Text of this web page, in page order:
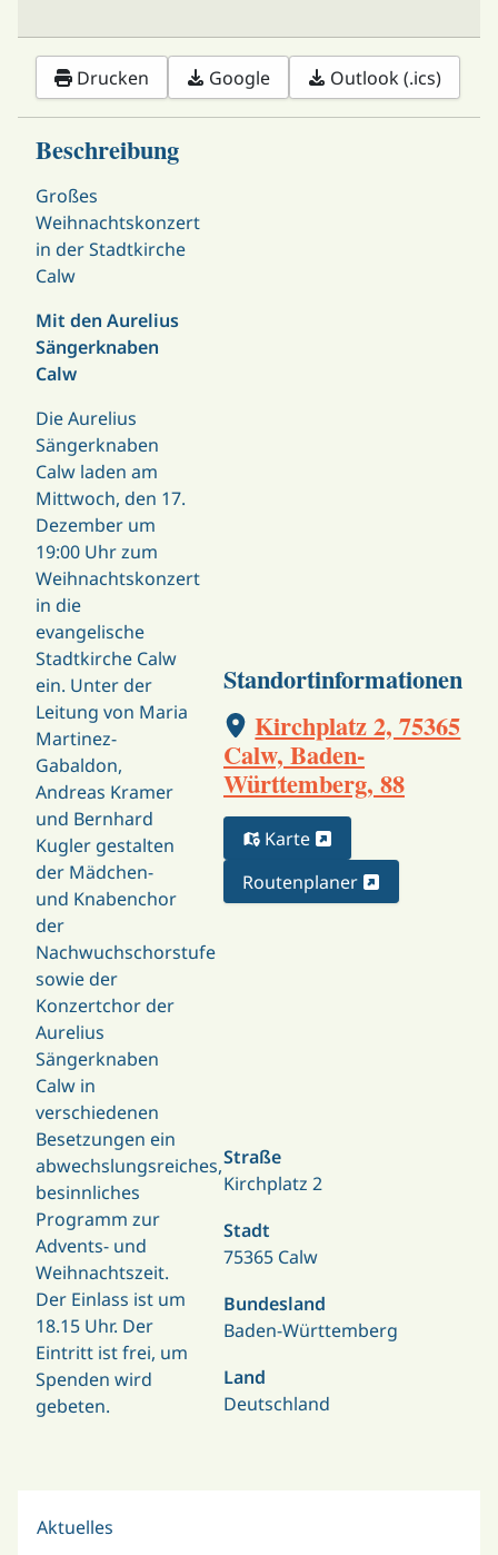
Drucken Google Outlook (.ics)
Beschreibung
Großes
Weihnachtskonzert
in der Stadtkirche
Calw
Mit den Aurelius
Sängerknaben
Calw
Die Aurelius
Sängerknaben
Calw laden am
Mittwoch, den 17.
Dezember um
19:00 Uhr zum
Weihnachtskonzert
in die
evangelische
Stadtkirche Calw
ein. Unter der
Leitung von Maria
Martinez-
Gabaldon,
Andreas Kramer
und Bernhard
Kugler gestalten
der Mädchen-
und Knabenchor
der
Nachwuchschorstufe
sowie der
Konzertchor der
Aurelius
Sängerknaben
Calw in
verschiedenen
Besetzungen ein
abwechslungsreiches,
besinnliches
Programm zur
Advents- und
Weihnachtszeit.
Der Einlass ist um
18.15 Uhr. Der
Eintritt ist frei, um
Spenden wird
gebeten.
Standortinformationen
Kirchplatz 2, 75365
Calw, Baden-
Württemberg, 88
Karte
Routenplaner
Straße
Kirchplatz 2
Stadt
75365 Calw
Bundesland
Baden-Württemberg
Land
Deutschland
Aktuelles